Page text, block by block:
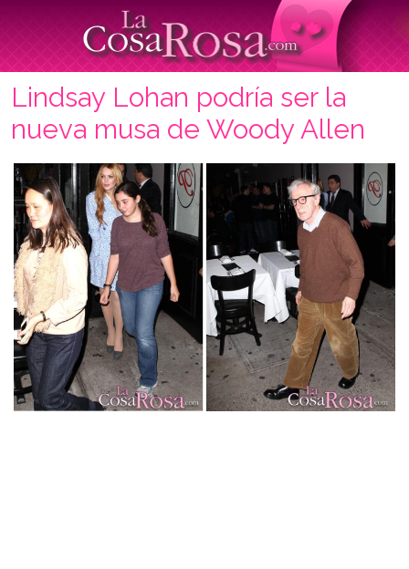
Lindsay Lohan podría ser la
nueva musa de Woody Allen